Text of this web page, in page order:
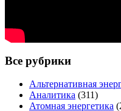
Все рубрики
Альтернативная
Аналитика (311)
Атомная энергетика